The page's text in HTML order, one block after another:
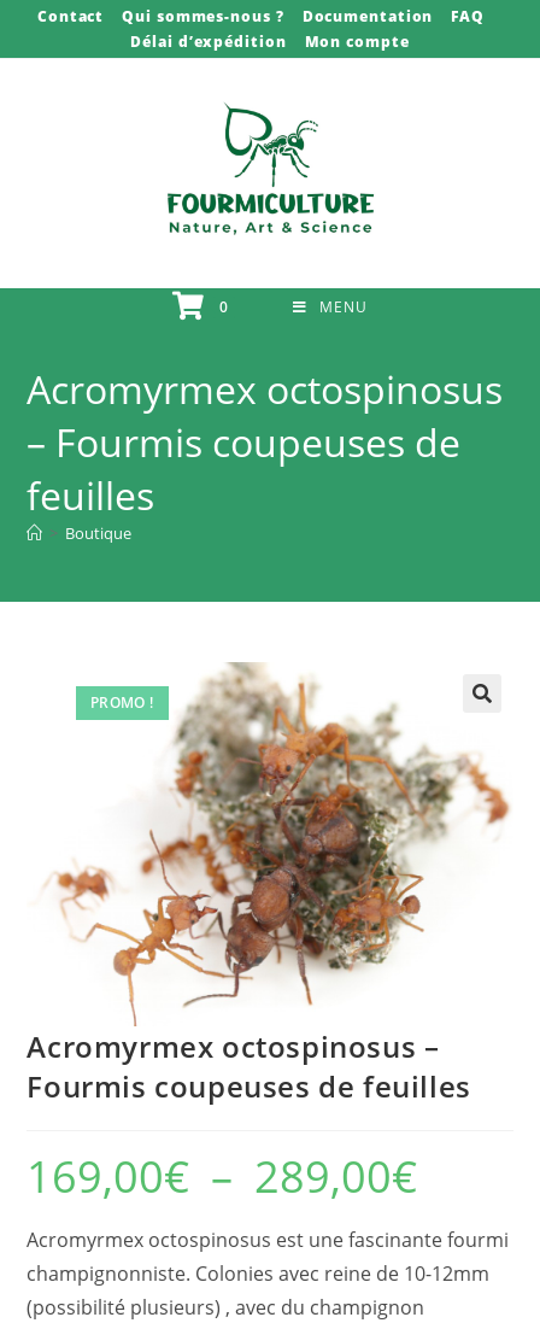
Contact Qui sommes-nous ? Documentation
FAQ
Délai d’expédition
Mon compte
0 MENU
Acromyrmex octospinosus
– Fourmis coupeuses de
feuilles
> Boutique
PROMO !
Acromyrmex octospinosus –
Fourmis coupeuses de feuilles
169,00€ – 289,00€
à
289,00€
Acromyrmex octospinosus est une fascinante fourmi
champignonniste. Colonies avec reine de 10-12mm
(possibilité plusieurs) , avec du champignon